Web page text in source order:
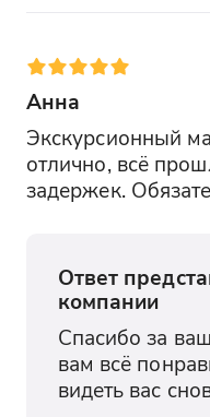
Анна
Экскурсионный
отлично, всё
задержек.
Ответ
компании
Спасибо за
вам всё
видеть вас